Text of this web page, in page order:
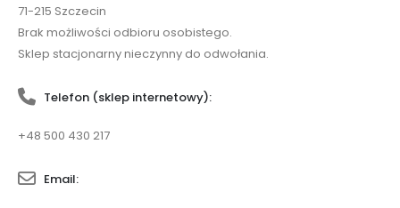
71-215 Szczecin
Brak możliwości odbioru osobistego.
Sklep stacjonarny nieczynny do odwołania.
Telefon (sklep internetowy):
+48 500 430 217
Email: